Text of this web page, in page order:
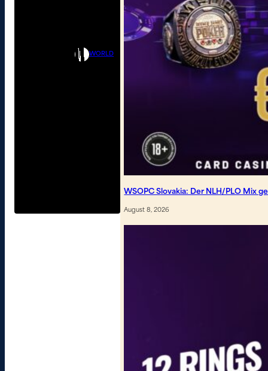
WORLD
WSOPC Slovakia: Der NLH/PLO Mix
August 8, 2026